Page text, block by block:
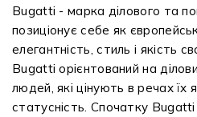
Bugatti - марка ділового та
позиціонує себе як
елегантність, стиль і якість
Bugatti орієнтований на
людей, які цінують в речах їх
статусність. Спочатку